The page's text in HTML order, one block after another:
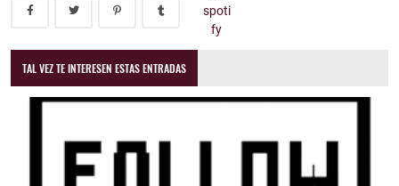
TAL VEZ TE INTERESEN ESTAS ENTRADAS